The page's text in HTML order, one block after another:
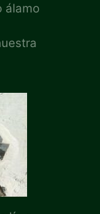
álamo